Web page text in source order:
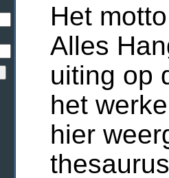
Het
Alles
uiting op
het
hier